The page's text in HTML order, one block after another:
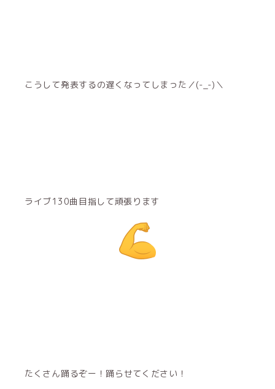
こうして発表するの遅くなってしまった／(-_-)＼
ライブ130曲目指して頑張ります
たくさん踊るぞー！踊らせてください！